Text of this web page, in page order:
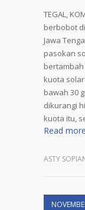
TEGAL,
berbobot
Jawa
pasokan
kuota
bawah 30
dikurangi
kuota itu,
Read more
ASTY